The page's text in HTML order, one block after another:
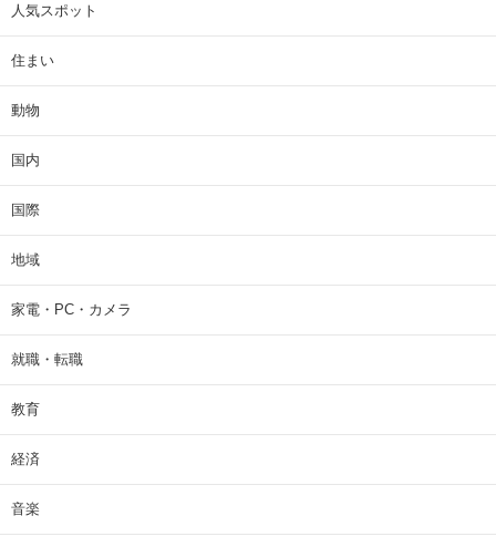
人気スポット
住まい
動物
国内
国際
地域
家電・PC・カメラ
就職・転職
教育
経済
音楽